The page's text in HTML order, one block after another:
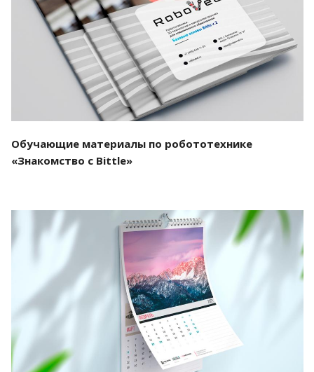
Смотреть проект
Обучающие материалы по робототехнике
«Знакомство с Bittle»
Смотреть проект